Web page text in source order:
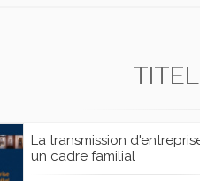
La transmission
un cadre familial